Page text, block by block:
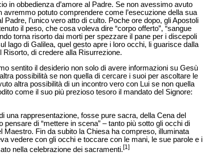
in obbedienza d’amore al Padre. Se non avessimo avuto
avremmo potuto comprendere come l’esecuzione della sua
l’unico vero atto di culto. Poche ore dopo, gli Apostoli
il peso, che cosa voleva dire “corpo offerto”, “sangue
torna risorto dai morti per spezzare il pane per i discepoli
lago di Galilea, quel gesto apre i loro occhi, li guarisce dalla
Risorto, di credere alla Risurrezione.
sentito il desiderio non solo di avere informazioni su Gesù
possibilità se non quella di cercare i suoi per ascoltare le
altra possibilità di un incontro vero con Lui se non quella
come il suo più prezioso tesoro il mandato del Signore:
una rappresentazione, fosse pure sacra, della Cena del
di “mettere in scena” – tanto più sotto gli occhi di
Fin da subito la Chiesa ha compreso, illuminata
vedere con gli occhi e toccare con le mani, le sue parole e i
nella celebrazione dei sacramenti.[1]